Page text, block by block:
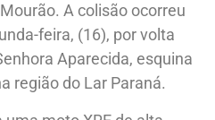
A colisão ocorreu
feira, (16), por volta
Aparecida, esquina
região do Lar Paraná.